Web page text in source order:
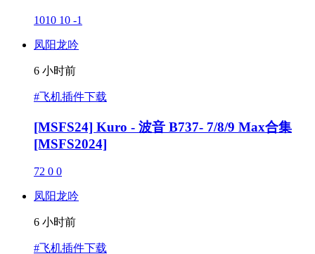
1010 10 -1
凤阳龙吟
6 小时前
#飞机插件下载
[MSFS24] Kuro - 波音 B737- 7/8/9 Max合集
[MSFS2024]
72 0 0
凤阳龙吟
6 小时前
#飞机插件下载